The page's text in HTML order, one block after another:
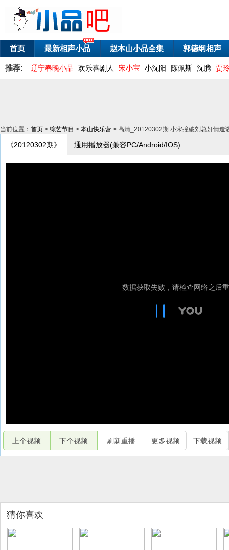
首页 最新相声小品 赵本山小品全集 郭德纲相声
推荐: 辽宁春晚小品 欢乐喜剧人 宋小宝 小沈阳 陈佩斯 沈腾 贾
当前位置： 首页 > 综艺节目 > 本山快乐营 > 高清_20120302期 小宋撞破刘总奸情造
《20120302期》 通用播放器(兼容PC/Android/IOS)
上个视频 下个视频 刷新重播 更多视频 下载视频
猜你喜欢